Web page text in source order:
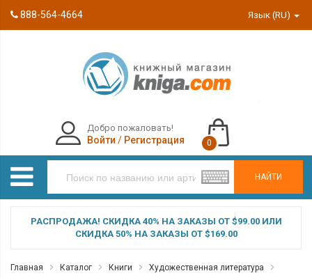
888-564-4664 Язык (RU)
НАЙТИ
Добро пожаловать!
Войти / Регистрация 0
РАСПРОДАЖА! СКИДКА 40% НА ЗАКАЗЫ ОТ $99.00 ИЛИ
СКИДКА 50% НА ЗАКАЗЫ ОТ $169.00
Главная Каталог Книги
Художественная литература